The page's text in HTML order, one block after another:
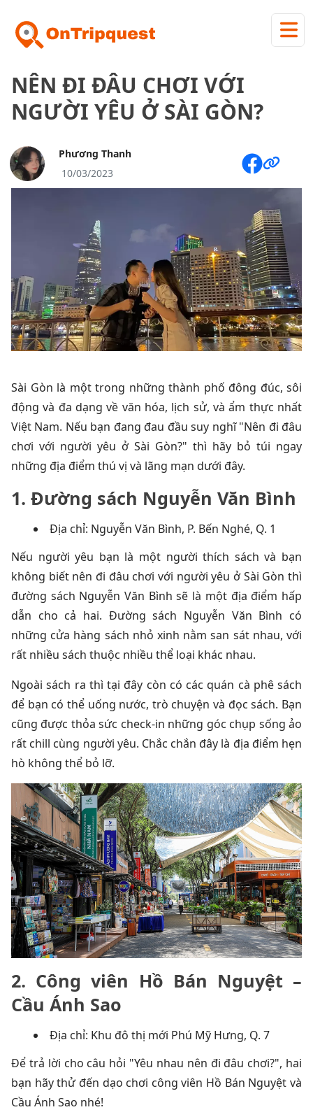
NÊN ĐI ĐÂU CHƠI VỚI
NGƯỜI YÊU Ở SÀI GÒN?
Phương Thanh
10/03/2023
Sài Gòn là một trong những thành phố đông đúc, sôi
động và đa dạng về văn hóa, lịch sử, và ẩm thực nhất
Việt Nam. Nếu bạn đang đau đầu suy nghĩ "Nên đi đâu
chơi với người yêu ở Sài Gòn?" thì hãy bỏ túi ngay
những địa điểm thú vị và lãng mạn dưới đây.
1. Đường sách Nguyễn Văn Bình
Địa chỉ: Nguyễn Văn Bình, P. Bến Nghé, Q. 1
Nếu người yêu bạn là một người thích sách và bạn
không biết nên đi đâu chơi với người yêu ở Sài Gòn thì
đường sách Nguyễn Văn Bình sẽ là một địa điểm hấp
dẫn cho cả hai. Đường sách Nguyễn Văn Bình có
những cửa hàng sách nhỏ xinh nằm san sát nhau, với
rất nhiều sách thuộc nhiều thể loại khác nhau.
Ngoài sách ra thì tại đây còn có các quán cà phê sách
để bạn có thể uống nước, trò chuyện và đọc sách. Bạn
cũng được thỏa sức check-in những góc chụp sống ảo
rất chill cùng người yêu. Chắc chắn đây là địa điểm hẹn
hò không thể bỏ lỡ.
2. Công viên Hồ Bán Nguyệt –
Cầu Ánh Sao
Địa chỉ: Khu đô thị mới Phú Mỹ Hưng, Q. 7
Để trả lời cho câu hỏi "Yêu nhau nên đi đâu chơi?", hai
bạn hãy thử đến dạo chơi công viên Hồ Bán Nguyệt và
Cầu Ánh Sao nhé!